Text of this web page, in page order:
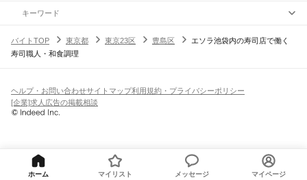
キーワード
バイトTOP 東京都 東京23区 豊島区
エソラ池袋内の寿司店で働く
寿司職人・和食調理
ヘルプ・お問い合わせサイトマップ利用規約・プライバシーポリシー
[企業]求人広告の掲載相談
ホーム マイリスト メッセージ マイページ